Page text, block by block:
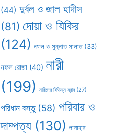
(44) দুর্বল ও জাল হাদীস
(81) দোয়া ও যিকির
(124) নফল ও সুন্নাত সালাত(33)
নফল রোজা (40) নারী
(199) নারীদের বিভিন্ন স্রাব(27)
পরিধান বস্তু(58) পরিবার ও
দাম্পত্য (130) পানাহার